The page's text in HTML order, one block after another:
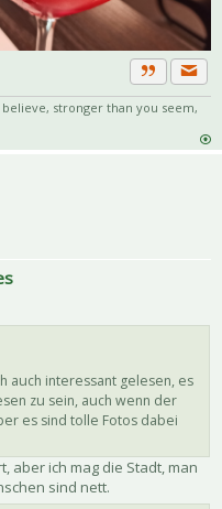
Zitat
stronger than you seem,
auch interessant gelesen, es
zu sein, auch wenn der
es sind tolle Fotos dabei
aber ich mag die Stadt, man
sind nett.